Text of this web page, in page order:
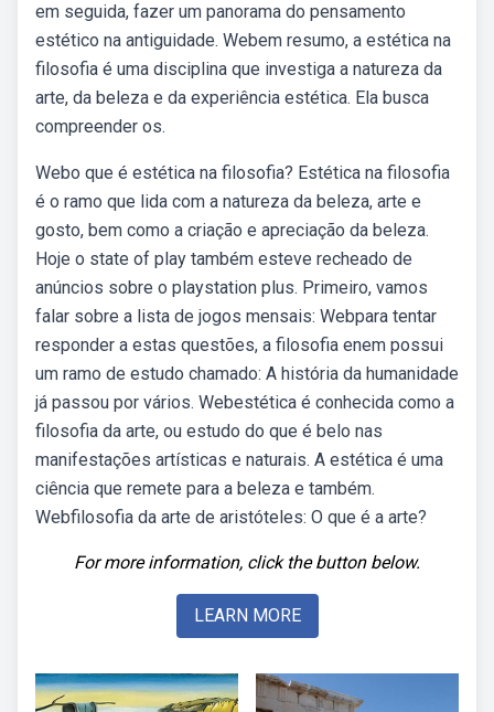
em seguida, fazer um panorama do pensamento
estético na antiguidade. Webem resumo, a estética na
filosofia é uma disciplina que investiga a natureza da
arte, da beleza e da experiência estética. Ela busca
compreender os.
Webo que é estética na filosofia? Estética na filosofia
é o ramo que lida com a natureza da beleza, arte e
gosto, bem como a criação e apreciação da beleza.
Hoje o state of play também esteve recheado de
anúncios sobre o playstation plus. Primeiro, vamos
falar sobre a lista de jogos mensais: Webpara tentar
responder a estas questões, a filosofia enem possui
um ramo de estudo chamado: A história da humanidade
já passou por vários. Webestética é conhecida como a
filosofia da arte, ou estudo do que é belo nas
manifestações artísticas e naturais. A estética é uma
ciência que remete para a beleza e também.
Webfilosofia da arte de aristóteles: O que é a arte?
For more information, click the button below.
LEARN MORE